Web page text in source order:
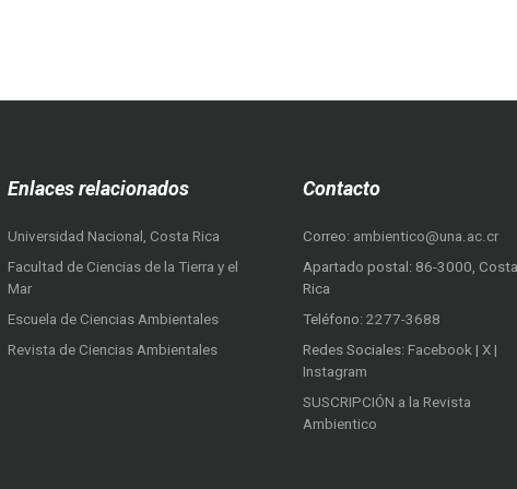
Enlaces relacionados
Universidad Nacional, Costa Rica
Facultad de Ciencias de la Tierra y el
Mar
Escuela de Ciencias Ambientales
Revista de Ciencias Ambientales
Contacto
Correo: ambientico@una.ac.cr
Apartado postal: 86-3000, Costa
Rica
Teléfono: 2277-3688
Redes Sociales: Facebook | X |
Instagram
SUSCRIPCIÓN a la Revista
Ambientico